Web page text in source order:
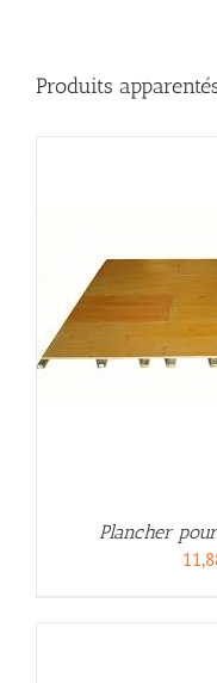
Produits
Plancher